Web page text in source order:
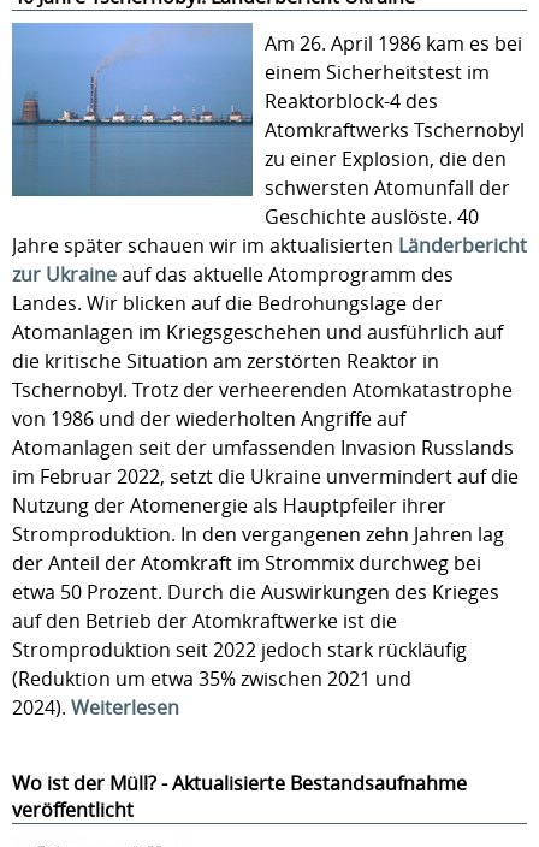
Am 26. April 1986 kam es bei
einem Sicherheitstest im
Reaktorblock-4 des
Atomkraftwerks Tschernobyl
zu einer Explosion, die den
schwersten Atomunfall der
Geschichte auslöste. 40
Jahre später schauen wir im aktualisierten Länderbericht
zur Ukraineauf das aktuelle Atomprogramm des
Landes. Wir blicken auf die Bedrohungslage der
Atomanlagen im Kriegsgeschehen und ausführlich auf
die kritische Situation am zerstörten Reaktor in
Tschernobyl. Trotz der verheerenden Atomkatastrophe
von 1986 und der wiederholten Angriffe auf
Atomanlagen seit der umfassenden Invasion Russlands
im Februar 2022, setzt die Ukraine unvermindert auf die
Nutzung der Atomenergie als Hauptpfeiler ihrer
Stromproduktion. In den vergangenen zehn Jahren lag
der Anteil der Atomkraft im Strommix durchweg bei
etwa 50 Prozent. Durch die Auswirkungen des Krieges
auf den Betrieb der Atomkraftwerke ist die
Stromproduktion seit 2022 jedoch stark rückläufig
(Reduktion um etwa 35% zwischen 2021 und
2024). Weiterlesen
Wo ist der Müll? - Aktualisierte Bestandsaufnahme
veröffentlicht